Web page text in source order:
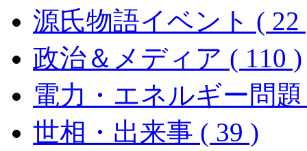
源氏物語イベント ( 22
政治＆メディア ( 110 )
電力・エネルギー問題
世相・出来事 ( 39 )